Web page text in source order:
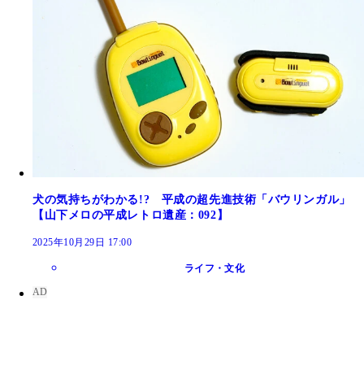
犬の気持ちがわかる!? 平成の超先進技術「バウリンガル」
【山下メロの平成レトロ遺産：092】
2025年10月29日 17:00
ライフ・文化